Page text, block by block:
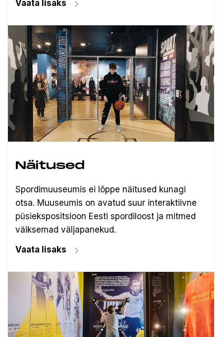
Vaata lisaks
Näitused
Spordimuuseumis ei lõppe näitused kunagi
otsa. Muuseumis on avatud suur interaktiivne
püsiekspositsioon Eesti spordiloost ja mitmed
väiksemad väljapanekud.
Vaata lisaks